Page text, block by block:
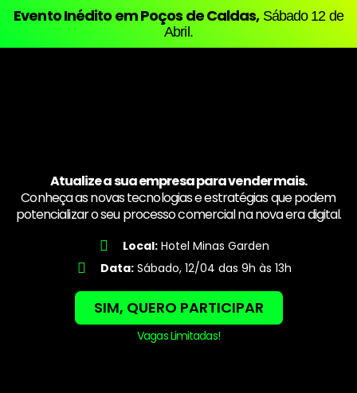
Evento Inédito em Poços de Caldas,Sábado 12 de
Abril.
Atualize a sua empresa para vender mais.
Conheça as novas tecnologias e estratégias que podem
potencializar o seu processo comercial na nova era digital.
Local: Hotel Minas Garden
Data: Sábado, 12/04 das 9h às 13h
SIM, QUERO PARTICIPAR
Vagas Limitadas!